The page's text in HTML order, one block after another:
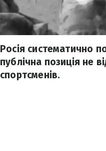
Росія систематично
публічна позиція не
спортсменів.